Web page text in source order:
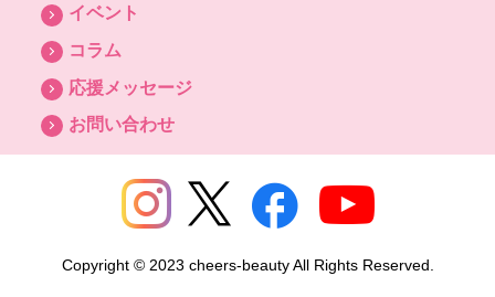
イベント
コラム
応援メッセージ
お問い合わせ
Copyright © 2023 cheers-beauty All Rights Reserved.